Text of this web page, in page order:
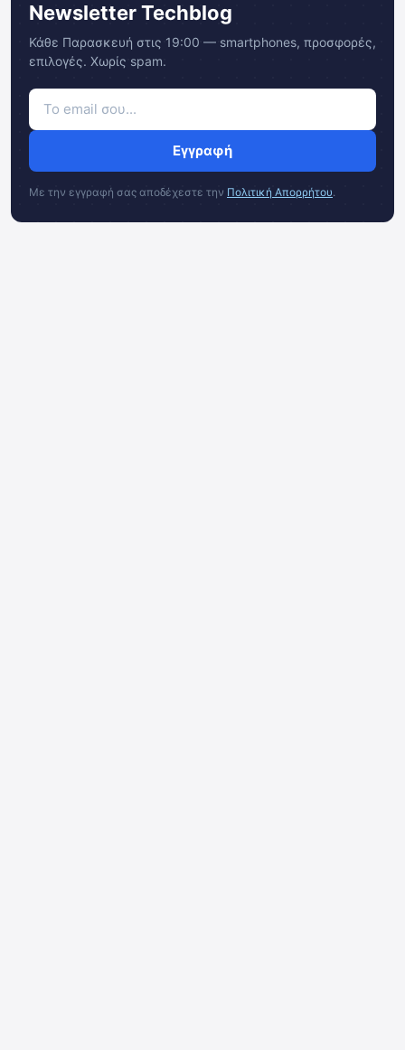
Newsletter Techblog
Κάθε Παρασκευή στις 19:00 — smartphones, προσφορές,
επιλογές. Χωρίς spam.
Εγγραφή
Με την εγγραφή σας αποδέχεστε την Πολιτική Απορρήτου.